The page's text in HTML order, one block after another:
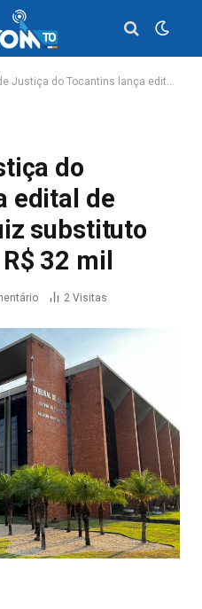
lança edital de concurso par juiz substituto com salário de R$ 32 mil
do
edital de
substituto
32 mil
2 Visitas